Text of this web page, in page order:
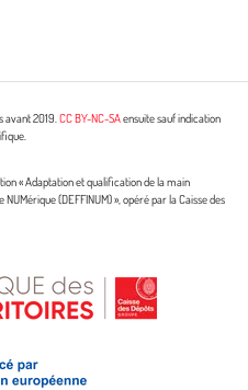
avant 2019.CC BY-NC-SAensuite sauf indication
« Adaptation et qualification de la main
(DEFFINUM) », opéré par la Caisse des